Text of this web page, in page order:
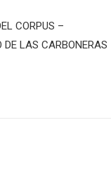
CORPUS –
DE LAS CARBONERAS